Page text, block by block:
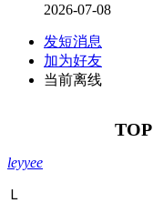
2026-07-08
发短消息
加为好友
当前离线
TOP
leyyee
Ｌ